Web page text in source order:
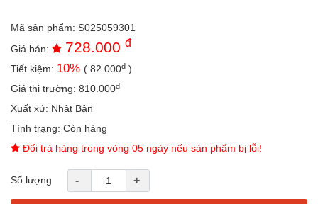
an
toàn
Bé
tắm
Bé
mà
học
cho
Mã sản phẩm: S025059301
Giá bán:
728.000 đ
Tiết kiệm: 10% ( 82.000đ )
Giá thị trường: 810.000đ
Xuất xứ: Nhật Bản
Tình trạng: Còn hàng
Đổi trả hàng trong vòng 05 ngày nếu sản phẩm bị lỗi!
Số lượng - +